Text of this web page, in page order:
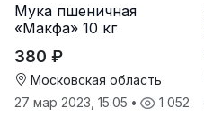
Мука пшеничная
«Макфа» 10 кг
380 ₽
Московская область
27 мар 2023, 15:05 • 1 052